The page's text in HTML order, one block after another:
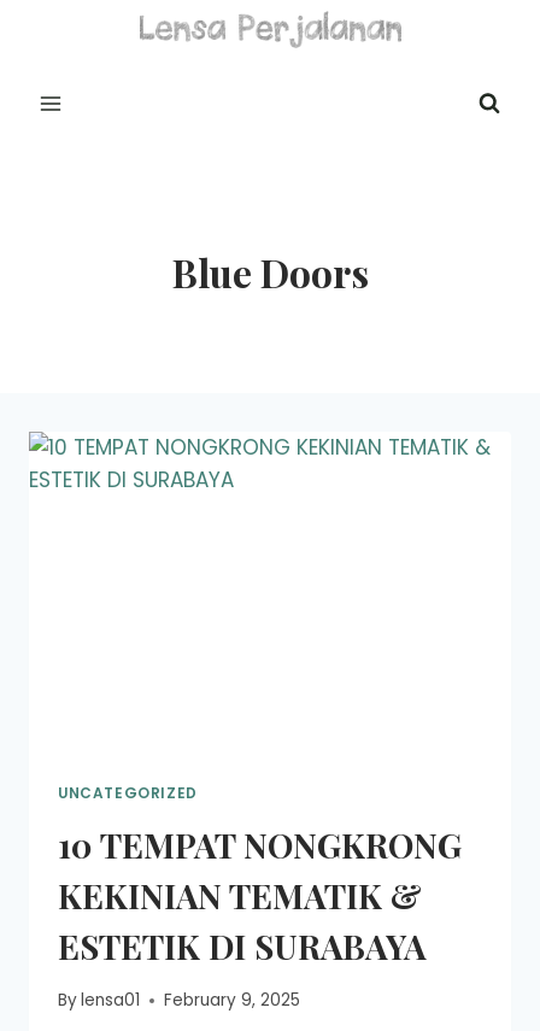
Blue Doors
UNCATEGORIZED
10 TEMPAT NONGKRONG
KEKINIAN TEMATIK &
ESTETIK DI SURABAYA
Bylensa01 February 9, 2025